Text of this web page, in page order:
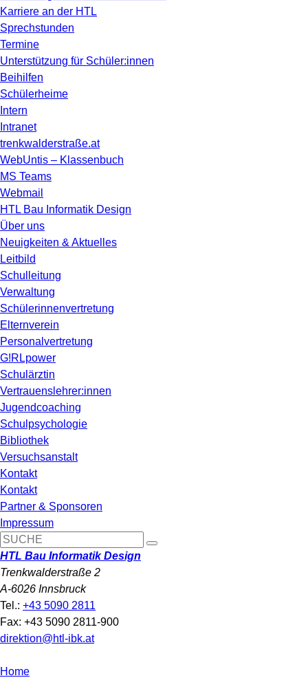
Karriere an der HTL
Sprechstunden
Termine
Unterstützung für Schüler:innen
Beihilfen
Schülerheime
Intern
Intranet
trenkwalderstraße.at
WebUntis – Klassenbuch
MS Teams
Webmail
HTL Bau Informatik Design
Über uns
Neuigkeiten & Aktuelles
Leitbild
Schulleitung
Verwaltung
Schülerinnenvertretung
Elternverein
Personalvertretung
G!RLpower
Schulärztin
Vertrauenslehrer:innen
Jugendcoaching
Schulpsychologie
Bibliothek
Versuchsanstalt
Kontakt
Kontakt
Partner & Sponsoren
Impressum
HTL Bau Informatik Design
Trenkwalderstraße 2
A-6026 Innsbruck
Tel.: +43 5090 2811
Fax: +43 5090 2811-900
direktion@htl-ibk.at
Home